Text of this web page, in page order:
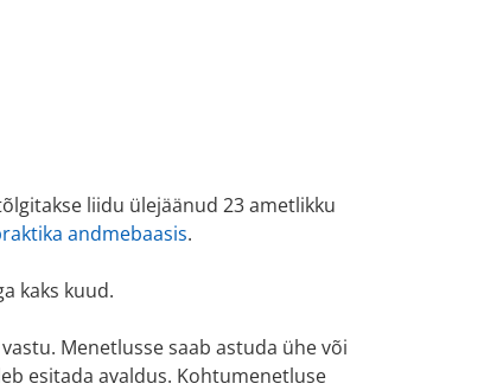
liidu ülejäänud 23 ametlikku
andmebaasis.
kaks kuud.
Menetlusse saab astuda ühe või
esitada avaldus. Kohtumenetluse